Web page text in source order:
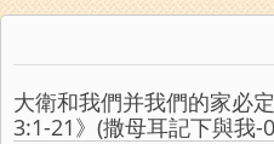
索
大衛和我們并我們的家必
3:1-21》(撒母耳記下與我-